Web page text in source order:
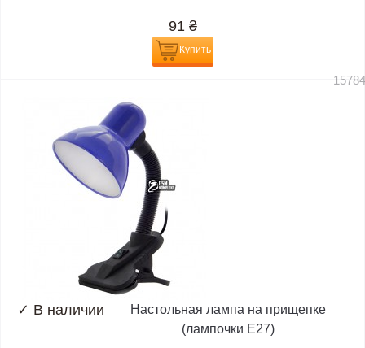
91 ₴
Купить
✓ В наличии
Настольная лампа на прищепке
(лампочки E27)